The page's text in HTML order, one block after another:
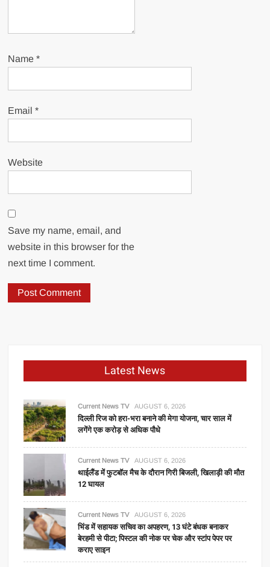
Name*
Email*
Website
Save my name, email, and
website in this browser for the
next time I comment.
Latest News
Current News TV AUGUST 6, 2026
दिल्ली रिज को हरा-भरा बनाने की मेगा योजना, चार साल में
लगेंगे एक करोड़ से अधिक पौधे
Current News TV AUGUST 6, 2026
थाईलैंड में फुटबॉल मैच के दौरान गिरी बिजली, खिलाड़ी की मौत
12 घायल
Current News TV AUGUST 6, 2026
भिंड में सहायक सचिव का अपहरण, 13 घंटे बंधक बनाकर
बेरहमी से पीटा; पिस्टल की नोक पर चेक और स्टांप पेपर पर
कराए साइन